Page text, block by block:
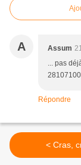
A Assum
... pas
Répondre
< Cras,